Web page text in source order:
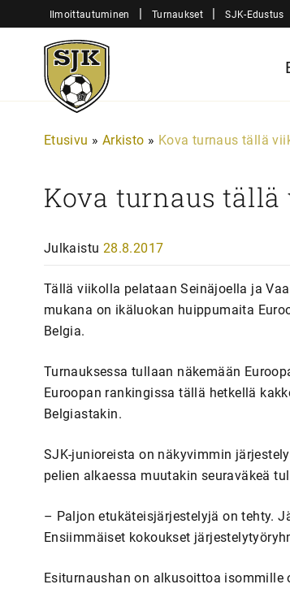
sisältöön
Ilmoittautuminen | Turnaukset | SJK-Edustus
Sjk-
Juniorit
Etusivu » Arkisto » Kova turnaus tällä
Kova turnaus
Julkaistu 28.8.2017
Tällä viikolla pelataan Seinäjoella ja
mukana on ikäluokan huippumaita
Belgia.
Turnauksessa tullaan näkemään
Euroopan rankingissa tällä hetkellä
Belgiastakin.
SJK-junioreista on näkyvimmin
pelien alkaessa muutakin seuraväkeä
– Paljon etukäteisjärjestelyjä on tehty.
Ensiimmäiset kokoukset
Esiturnaushan on alkusoittoa isommille